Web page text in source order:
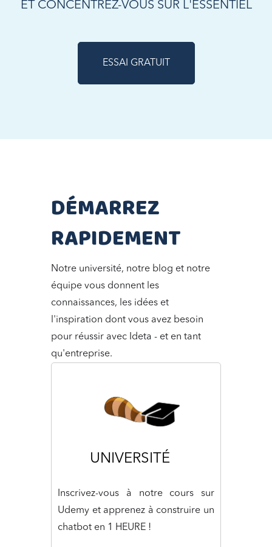
ET CONCENTREZ-VOUS SUR L'ESSENTIEL
ESSAI GRATUIT
DÉMARREZ
RAPIDEMENT
Notre université, notre blog et notre
équipe vous donnent les
connaissances, les idées et
l'inspiration dont vous avez besoin
pour réussir avec Ideta - et en tant
qu'entreprise.
UNIVERSITÉ
Inscrivez-vous à notre cours sur
Udemy et apprenez à construire un
chatbot en 1 HEURE !